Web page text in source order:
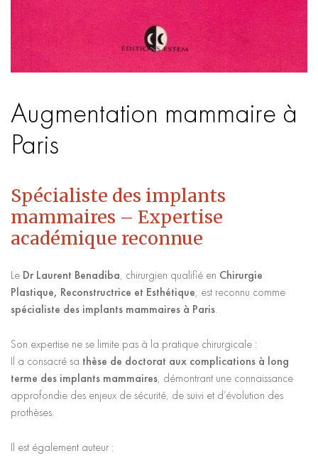
Augmentation mammaire à
Paris
Spécialiste des implants
mammaires – Expertise
académique reconnue
Le Dr Laurent Benadiba, chirurgien qualifié en Chirurgie
Plastique, Reconstructrice et Esthétique, est reconnu comme
spécialiste des implants mammaires à Paris.
Son expertise ne se limite pas à la pratique chirurgicale :
Il a consacré sa thèse de doctorat aux complications à long
terme des implants mammaires, démontrant une connaissance
approfondie des enjeux de sécurité, de suivi et d’évolution des
prothèses.
Il est également auteur :